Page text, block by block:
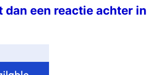
dan een reactie achter